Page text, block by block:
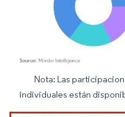
Imagen © Mordor Intelligence. El
Nota: Las
individuales están